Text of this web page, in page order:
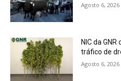
Agosto 6, 2026
NIC da
tráfico de
Agosto 6, 2026